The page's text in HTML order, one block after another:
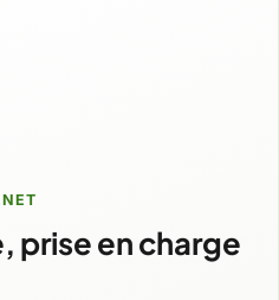
prise en charge